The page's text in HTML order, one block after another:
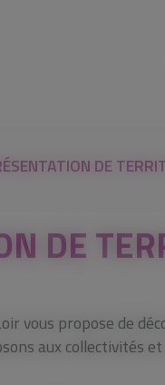
DE
DE
vous propose de
aux collectivités